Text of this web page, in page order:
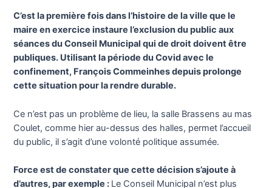
C’est la première fois dans l’histoire de la ville que le
maire en exercice instaure l’exclusion du public aux
séances du Conseil Municipal qui de droit doivent être
publiques. Utilisant la période du Covid avec le
confinement, François Commeinhes depuis prolonge
cette situation pour la rendre durable.
Ce n’est pas un problème de lieu, la salle Brassens au mas
Coulet, comme hier au-dessus des halles, permet l’accueil
du public, il s’agit d’une volonté politique assumée.
Force est de constater que cette décision s’ajoute à
d’autres, par exemple : Le Conseil Municipal n’est plus